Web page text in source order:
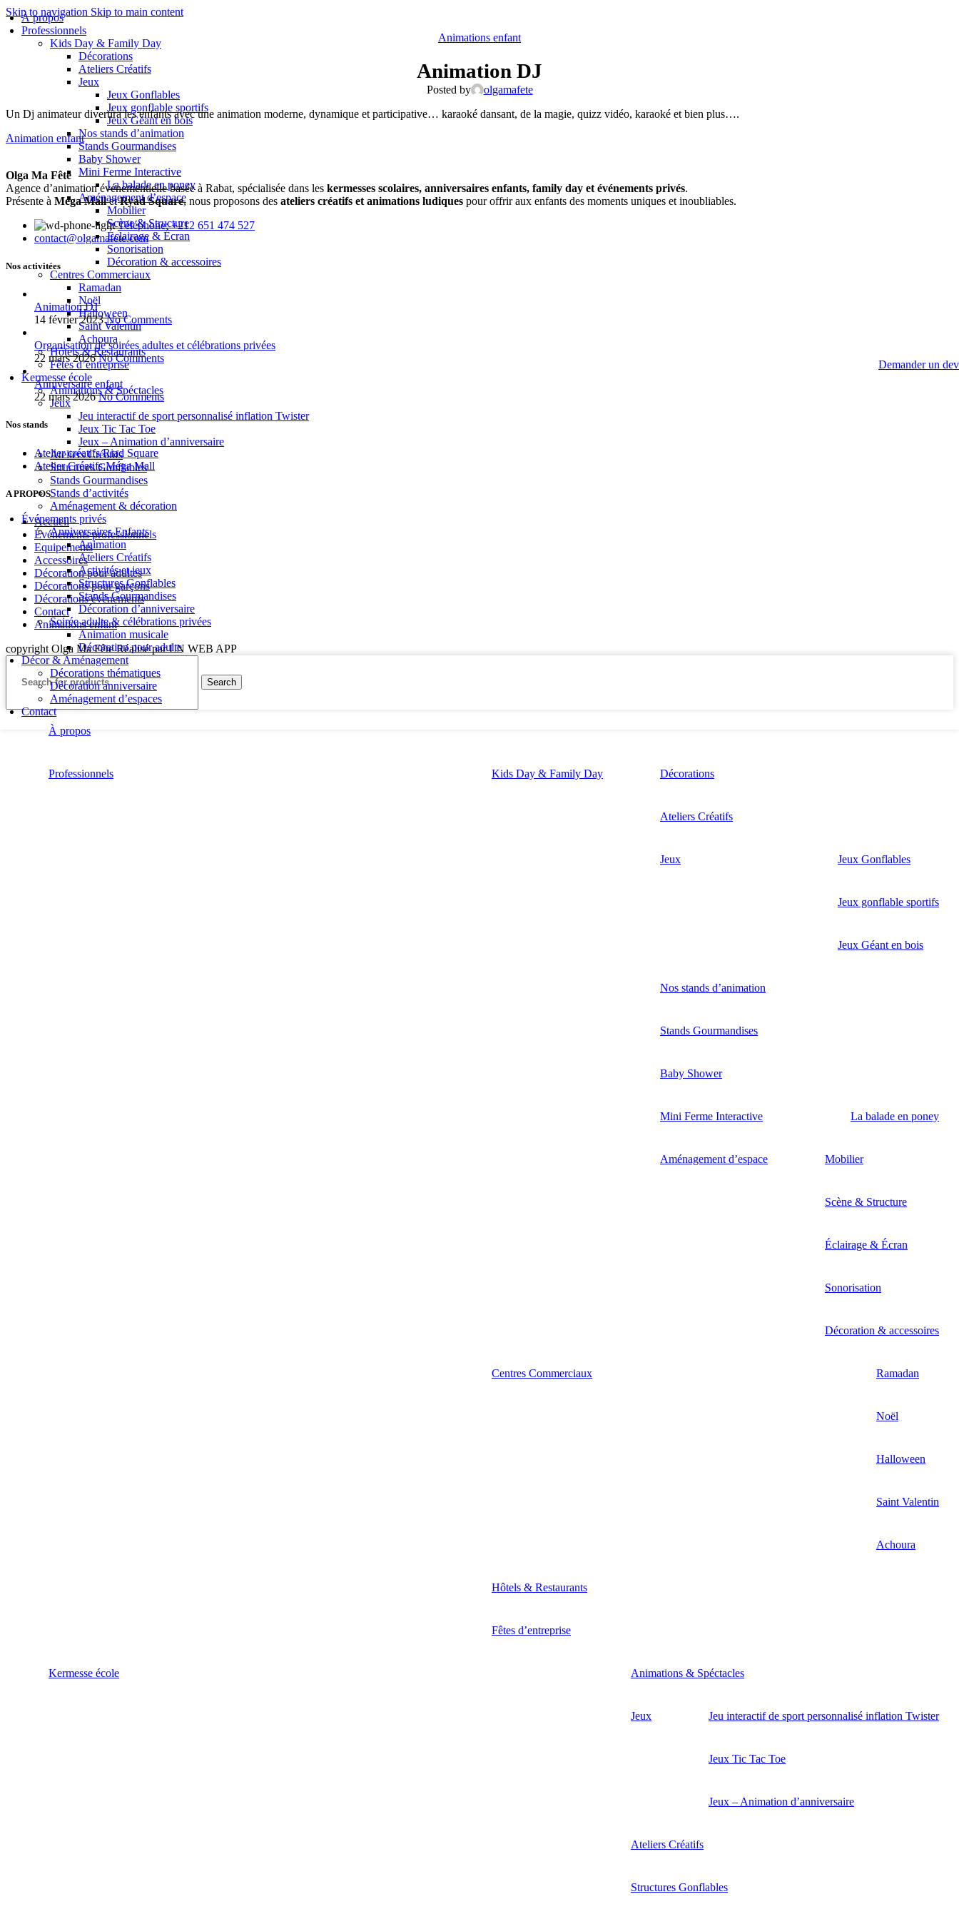
Skip to navigation Skip to main content
À propos
Professionnels
Kids Day & Family Day
Décorations
Ateliers Créatifs
Jeux
Jeux Gonflables
Jeux gonflable sportifs
Jeux Géant en bois
Nos stands d’animation
Stands Gourmandises
Baby Shower
Mini Ferme Interactive
La balade en poney
Aménagement d’espace
Mobilier
Scène & Structure
Éclairage & Écran
Sonorisation
Décoration & accessoires
Centres Commerciaux
Ramadan
Noël
Halloween
Saint Valentin
Achoura
Hôtels & Restaurants
Fêtes d’entreprise
Kermesse école
Animations & Spéctacles
Jeux
Jeu interactif de sport personnalisé inflation Twister
Jeux Tic Tac Toe
Jeux – Animation d’anniversaire
Ateliers Créatifs
Structures Gonflables
Stands Gourmandises
Stands d’activités
Aménagement & décoration
Événements privés
Anniversaires Enfants
Animation
Ateliers Créatifs
Activités et jeux
Structures Gonflables
Stands Gourmandises
Décoration d’anniversaire
Soirée adulte & célébrations privées
Animation musicale
Décoration pour adulte
Décor & Aménagement
Décorations thématiques
Décoration anniversaire
Aménagement d’espaces
Contact
Demander un
Animations enfant
Animation DJ
Posted by
olgamafete
Un Dj animateur divertira les enfants avec une animation moderne, dynamique et participative… karaoké dansant, de la magie, quizz vidéo, karaoké et bien plus….
Animation enfant
Olga Ma Fête
Agence d’animation événementielle basée à Rabat, spécialisée dans les kermesses scolaires, anniversaires enfants, family day et événements privés.
Présente à Mega MalletRyad Square, nous proposons des ateliers créatifs et animations ludiques pour offrir aux enfants des moments uniques et inoubliables.
Téléphone: +212 651 474 527
contact@olgamafete.com
Nos activitées
Animation DJ
14 février 2023 No Comments
Organisation de soirées adultes et célébrations privées
22 mars 2026 No Comments
Anniversaire enfant
22 mars 2026 No Comments
Nos stands
Atelier créatifs Riad Square
Atelier Créatifs Méga Mall
A PROPOS
Accueil
Événements professionnels
Equipements
Accessoires
Décoration pour adultes
Décorations pour garçons
Décorations événements
Contact
Animations enfant
copyright Olga Ma Fête Réalisé par LN WEB APP
Search
À propos
Professionnels Kids Day & Family Day Décorations
Ateliers Créatifs
Jeux Jeux Gonflables
Jeux gonflable sportifs
Jeux Géant en bois
Nos stands d’animation
Stands Gourmandises
Baby Shower
Mini Ferme Interactive La balade en poney
Aménagement d’espace Mobilier
Scène & Structure
Éclairage & Écran
Sonorisation
Décoration & accessoires
Centres Commerciaux Ramadan
Noël
Halloween
Saint Valentin
Achoura
Hôtels & Restaurants
Fêtes d’entreprise
Kermesse école Animations & Spéctacles
Jeux Jeu interactif de sport personnalisé inflation Twister
Jeux Tic Tac Toe
Jeux – Animation d’anniversaire
Ateliers Créatifs
Structures Gonflables